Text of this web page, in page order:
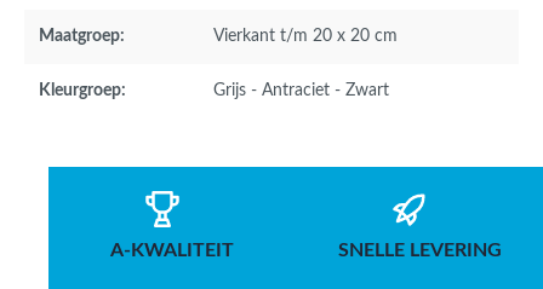
Maatgroep: Vierkant t/m 20 x 20 cm
Kleurgroep: Grijs - Antraciet - Zwart
A-KWALITEIT SNELLE LEVERING